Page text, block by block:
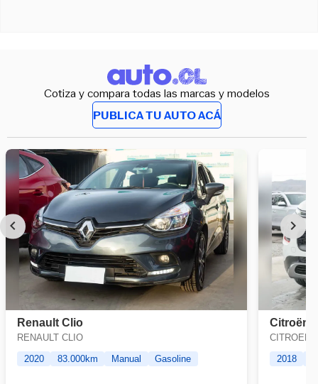
Cotiza y compara todas las marcas y modelos
PUBLICA TU AUTO ACÁ